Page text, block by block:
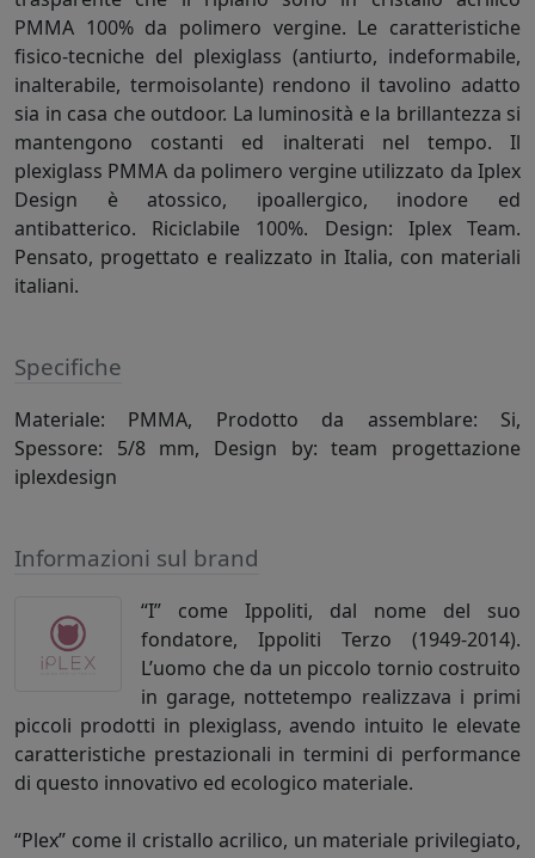
PMMA 100% da polimero vergine. Le caratteristiche
fisico-tecniche del plexiglass (antiurto, indeformabile,
inalterabile, termoisolante) rendono il tavolino adatto
sia in casa che outdoor. La luminosità e la brillantezza si
mantengono costanti ed inalterati nel tempo. Il
plexiglass PMMA da polimero vergine utilizzato da Iplex
Design è atossico, ipoallergico, inodore ed
antibatterico. Riciclabile 100%. Design: Iplex Team.
Pensato, progettato e realizzato in Italia, con materiali
italiani.
Specifiche
Materiale: PMMA, Prodotto da assemblare: Si,
Spessore: 5/8 mm, Design by: team progettazione
iplexdesign
Informazioni sul brand
“I” come Ippoliti, dal nome del suo
fondatore, Ippoliti Terzo (1949-2014).
L’uomo che da un piccolo tornio costruito
in garage, nottetempo realizzava i primi
piccoli prodotti in plexiglass, avendo intuito le elevate
caratteristiche prestazionali in termini di performance
di questo innovativo ed ecologico materiale.
“Plex” come il cristallo acrilico, un materiale privilegiato,